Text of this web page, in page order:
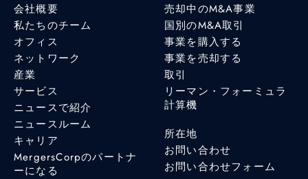
会社概要
私たちのチーム
オフィス
ネットワーク
産業
サービス
ニュースで紹介
ニュースルーム
キャリア
MergersCorpのパートナ
ーになる
売却中のM&A事業
国別のM&A取引
事業を購入する
事業を売却する
取引
リーマン・フォーミュラ
計算機
所在地
お問い合わせ
お問い合わせフォーム